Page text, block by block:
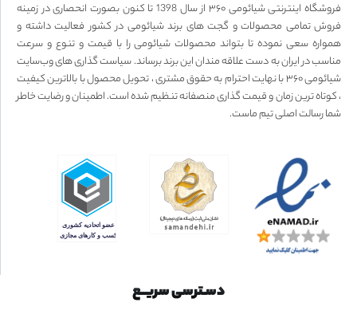
فروشگاه اینترنتی شیائومی ۳۶۰ از سال 1398 تا کنون بصورت انحصاری در زمینه
فروش تمامی محصولات و گجت های برند شیائومی در کشور فعالیت داشته و
همواره سعی نموده تا بتواند محصولات شیائومی را با قیمت و تنوع و سرعت
مناسب در ایران به دست علاقه مندان این برند برساند. سیاست گذاری های وب‌سایت
شیائومی ۳۶۰ با نهایت احترام به حقوق مشتری ، تحویل محصول با بالاترین کیفیت
، کوتاه ترین زمان و قیمت گذاری منصفانه تنظیم شده است. اطمینان و رضایت خاطر
شما رسالت اصلی تیم ماست.
دسـترسی سریــع